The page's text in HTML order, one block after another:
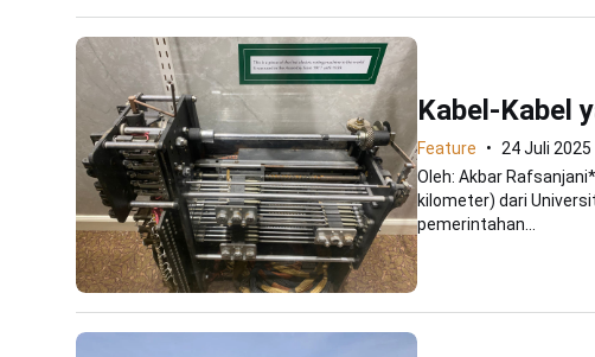
Kabel-Kabel
Feature
24 Juli 2025
Oleh: Akbar
kilometer) dari
pemerintahan...